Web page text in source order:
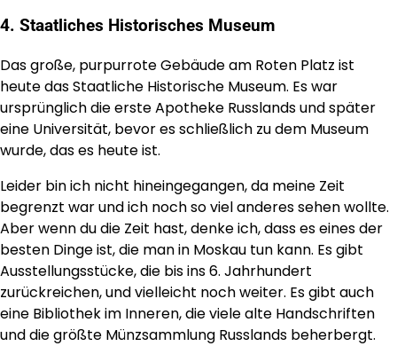
4. Staatliches Historisches Museum
Das große, purpurrote Gebäude am Roten Platz ist
heute das Staatliche Historische Museum. Es war
ursprünglich die erste Apotheke Russlands und später
eine Universität, bevor es schließlich zu dem Museum
wurde, das es heute ist.
Leider bin ich nicht hineingegangen, da meine Zeit
begrenzt war und ich noch so viel anderes sehen wollte.
Aber wenn du die Zeit hast, denke ich, dass es eines der
besten Dinge ist, die man in Moskau tun kann. Es gibt
Ausstellungsstücke, die bis ins 6. Jahrhundert
zurückreichen, und vielleicht noch weiter. Es gibt auch
eine Bibliothek im Inneren, die viele alte Handschriften
und die größte Münzsammlung Russlands beherbergt.